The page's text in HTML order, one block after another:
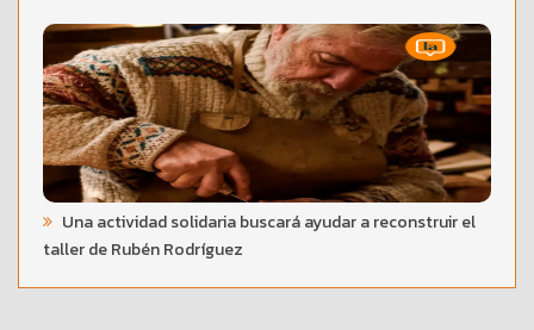
Una actividad solidaria buscará ayudar a reconstruir el
taller de Rubén Rodríguez